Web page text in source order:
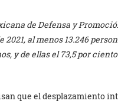
de Defensa y
2021, al menos 13.246
y de ellas el 73,5 por
que el desplazamiento